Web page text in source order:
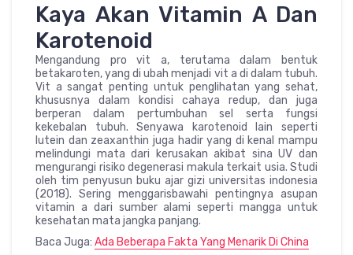
Kaya Akan Vitamin A Dan
Karotenoid
Mengandung pro vit a, terutama dalam bentuk
betakaroten, yang di ubah menjadi vit a di dalam tubuh.
Vit a sangat penting untuk penglihatan yang sehat,
khususnya dalam kondisi cahaya redup, dan juga
berperan dalam pertumbuhan sel serta fungsi
kekebalan tubuh. Senyawa karotenoid lain seperti
lutein dan zeaxanthin juga hadir yang di kenal mampu
melindungi mata dari kerusakan akibat sina UV dan
mengurangi risiko degenerasi makula terkait usia. Studi
oleh tim penyusun buku ajar gizi universitas indonesia
(2018). Sering menggarisbawahi pentingnya asupan
vitamin a dari sumber alami seperti mangga untuk
kesehatan mata jangka panjang.
Baca Juga: Ada Beberapa Fakta Yang Menarik Di China